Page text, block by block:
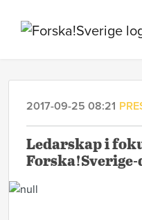
2017-09-25 08:21
Ledarskap i
Forska!Sverige-